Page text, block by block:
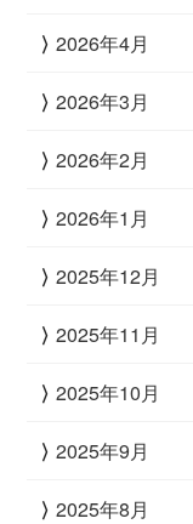
2026年4月
2026年3月
2026年2月
2026年1月
2025年12月
2025年11月
2025年10月
2025年9月
2025年8月